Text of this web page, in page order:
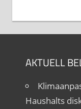
AKTUELL
Haushalts